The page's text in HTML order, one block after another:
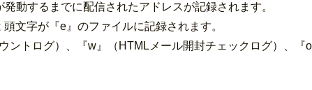
動するまでに配信されたアドレスが記録されます。
文字が『e』のファイルに記録されます。
ントログ）、『w』（HTMLメール開封チェックログ）、